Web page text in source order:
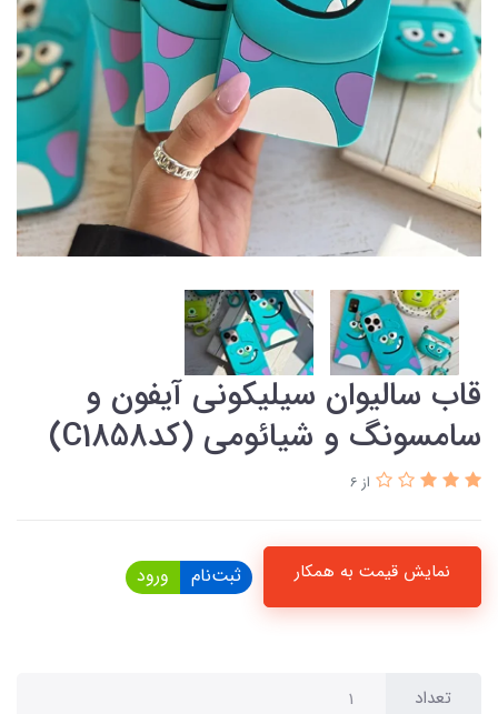
قاب سالیوان سیلیکونی آیفون و
سامسونگ و شیائومی (کدC1858)
از 6
نمایش قیمت به همکار ثبت‌نام ورود
تعداد